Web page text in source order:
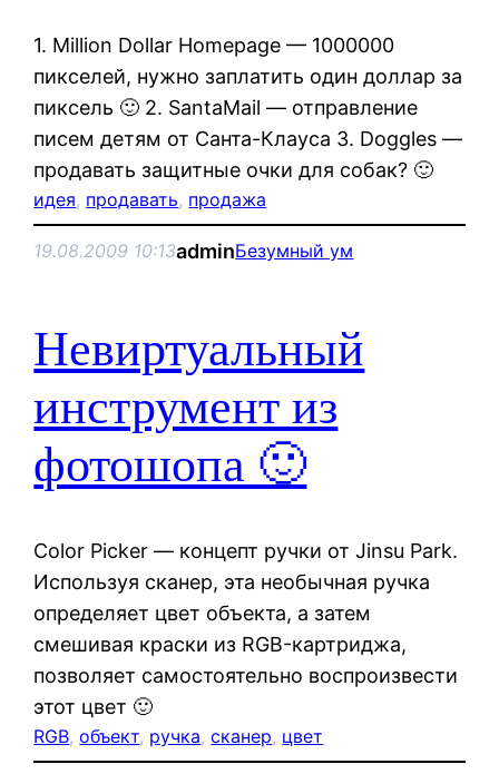
1. Million Dollar Homepage — 1000000
пикселей, нужно заплатить один доллар за
пиксель 🙂 2. SantaMail — отправление
писем детям от Санта-Клауса 3. Doggles —
продавать защитные очки для собак? 🙂
идея, продавать, продажа
19.08.2009 10:13adminБезумный ум
Невиртуальный
инструмент из
фотошопа 🙂
Color Picker — концепт ручки от Jinsu Park.
Используя сканер, эта необычная ручка
определяет цвет объекта, а затем
смешивая краски из RGB-картриджа,
позволяет самостоятельно воспроизвести
этот цвет 🙂
RGB, объект, ручка, сканер, цвет